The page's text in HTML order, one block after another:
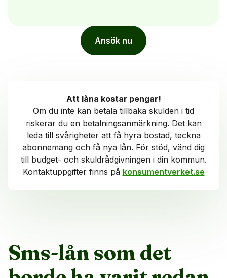
Ansök nu
Att låna kostar pengar!
Om du inte kan betala tillbaka skulden i tid
riskerar du en betalningsanmärkning. Det kan
leda till svårigheter att få hyra bostad, teckna
abonnemang och få nya lån. För stöd, vänd dig
till budget- och skuldrådgivningen i din kommun.
Kontaktuppgifter finns på konsumentverket.se
Sms-lån som det